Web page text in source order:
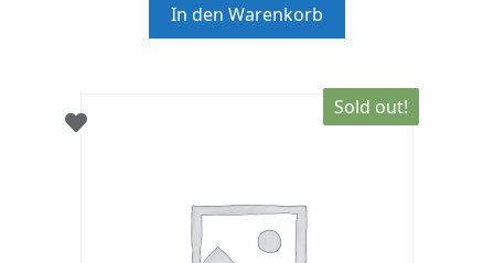
o
f
5
In den Warenkorb
Sold out!